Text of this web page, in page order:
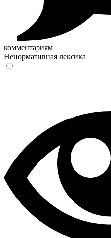
комментариям
Ненормативная лексика